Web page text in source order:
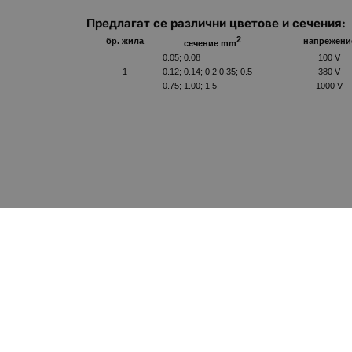
Предлагат се различни цветове и сечения:
бр. жила сечение mm2
1
0.05; 0.08
100 V
0.12; 0.14; 0.2 0.35; 0.5
380 V
0.75; 1.00; 1.5
1000 V